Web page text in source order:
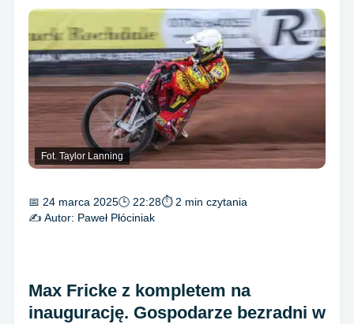
Fot. Taylor Lanning
📅 24 marca 2025🕒 22:28⏱ 2 min czytania
✍️ Autor: Paweł Płóciniak
Max Fricke z kompletem na
inaugurację. Gospodarze bezradni w